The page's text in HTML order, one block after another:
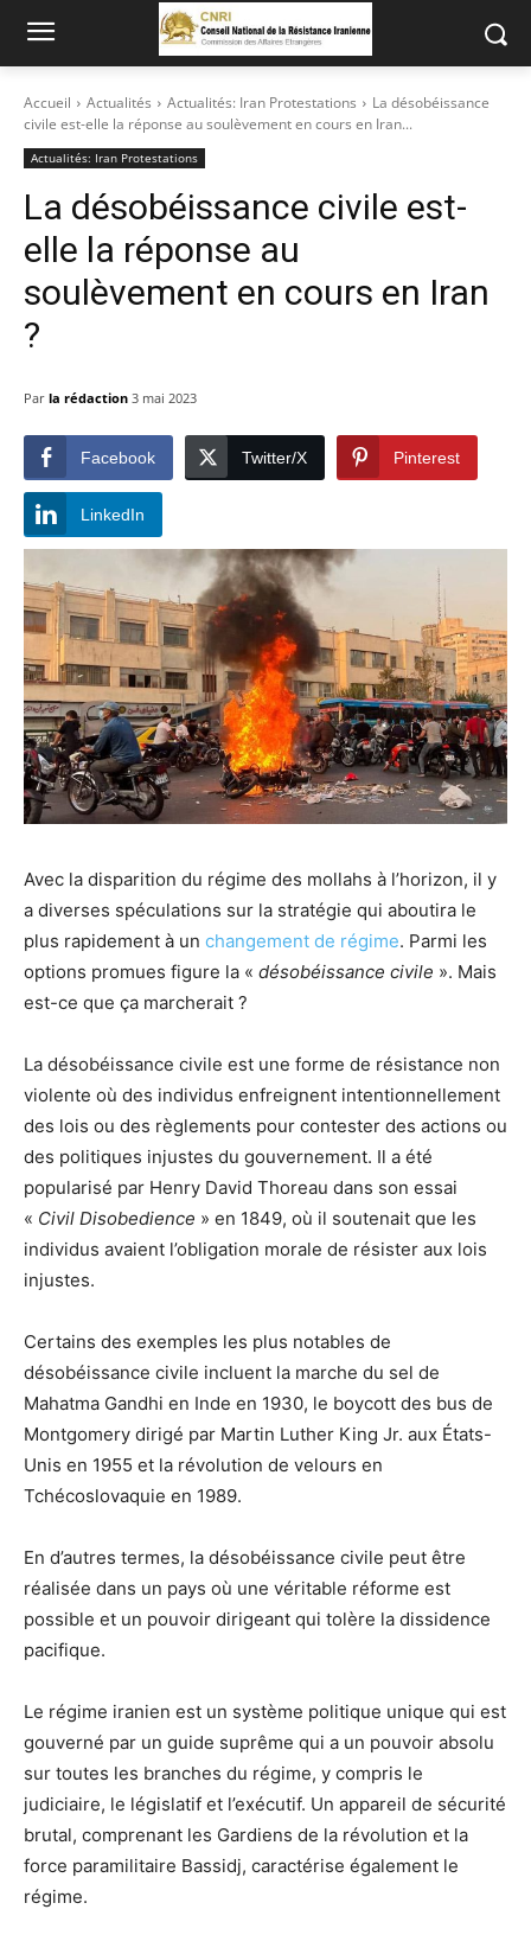
Accueil Actualités Actualités: Iran Protestations
La désobéissance
civile est-elle la réponse au soulèvement en cours en Iran...
Actualités: Iran Protestations
La désobéissance civile est-
elle la réponse au
soulèvement en cours en Iran
?
Par la rédaction 3 mai 2023
Facebook Twitter/X Pinterest
LinkedIn
Avec la disparition du régime des mollahs à l’horizon, il y
a diverses spéculations sur la stratégie qui aboutira le
plus rapidement à un changement de régime. Parmi les
options promues figure la « désobéissance civile ». Mais
est-ce que ça marcherait ?
La désobéissance civile est une forme de résistance non
violente où des individus enfreignent intentionnellement
des lois ou des règlements pour contester des actions ou
des politiques injustes du gouvernement. Il a été
popularisé par Henry David Thoreau dans son essai
« Civil Disobedience » en 1849, où il soutenait que les
individus avaient l’obligation morale de résister aux lois
injustes.
Certains des exemples les plus notables de
désobéissance civile incluent la marche du sel de
Mahatma Gandhi en Inde en 1930, le boycott des bus de
Montgomery dirigé par Martin Luther King Jr. aux États-
Unis en 1955 et la révolution de velours en
Tchécoslovaquie en 1989.
En d’autres termes, la désobéissance civile peut être
réalisée dans un pays où une véritable réforme est
possible et un pouvoir dirigeant qui tolère la dissidence
pacifique.
Le régime iranien est un système politique unique qui est
gouverné par un guide suprême qui a un pouvoir absolu
sur toutes les branches du régime, y compris le
judiciaire, le législatif et l’exécutif. Un appareil de sécurité
brutal, comprenant les Gardiens de la révolution et la
force paramilitaire Bassidj, caractérise également le
régime.